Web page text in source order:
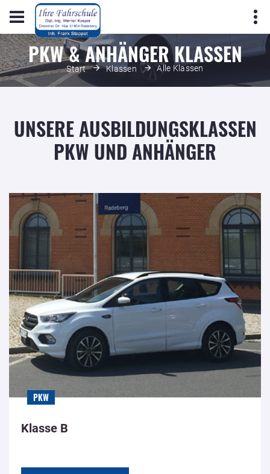
PKW & ANHÄNGER KLASSEN
Start Klassen Alle Klassen
UNSERE AUSBILDUNGSKLASSEN
PKW UND ANHÄNGER
Klasse B
PKW